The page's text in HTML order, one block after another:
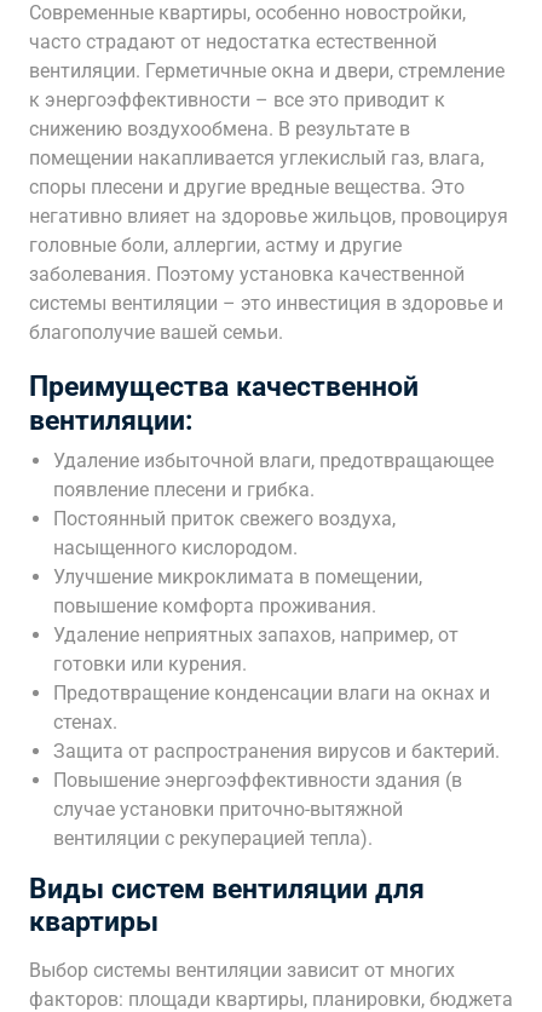
Современные квартиры, особенно новостройки,
часто страдают от недостатка естественной
вентиляции. Герметичные окна и двери, стремление
к энергоэффективности – все это приводит к
снижению воздухообмена. В результате в
помещении накапливается углекислый газ, влага,
споры плесени и другие вредные вещества. Это
негативно влияет на здоровье жильцов, провоцируя
головные боли, аллергии, астму и другие
заболевания. Поэтому установка качественной
системы вентиляции – это инвестиция в здоровье и
благополучие вашей семьи.
Преимущества качественной
вентиляции:
Удаление избыточной влаги, предотвращающее
появление плесени и грибка.
Постоянный приток свежего воздуха,
насыщенного кислородом.
Улучшение микроклимата в помещении,
повышение комфорта проживания.
Удаление неприятных запахов, например, от
готовки или курения.
Предотвращение конденсации влаги на окнах и
стенах.
Защита от распространения вирусов и бактерий.
Повышение энергоэффективности здания (в
случае установки приточно-вытяжной
вентиляции с рекуперацией тепла).
Виды систем вентиляции для
квартиры
Выбор системы вентиляции зависит от многих
факторов: площади квартиры, планировки, бюджета